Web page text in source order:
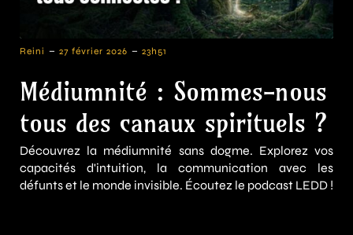
Reini - 27 février 2026 - 23h51
Médiumnité : Sommes-nous
tous des canaux spirituels ?
Découvrez la médiumnité sans dogme. Explorez vos
capacités d'intuition, la communication avec les
défunts et le monde invisible. Écoutez le podcast LEDD !